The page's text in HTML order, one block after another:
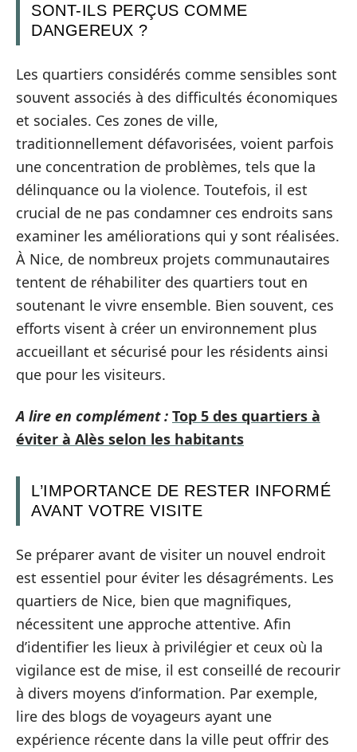
SONT-ILS PERÇUS COMME
DANGEREUX ?
Les quartiers considérés comme sensibles sont
souvent associés à des difficultés économiques
et sociales. Ces zones de ville,
traditionnellement défavorisées, voient parfois
une concentration de problèmes, tels que la
délinquance ou la violence. Toutefois, il est
crucial de ne pas condamner ces endroits sans
examiner les améliorations qui y sont réalisées.
À Nice, de nombreux projets communautaires
tentent de réhabiliter des quartiers tout en
soutenant le vivre ensemble. Bien souvent, ces
efforts visent à créer un environnement plus
accueillant et sécurisé pour les résidents ainsi
que pour les visiteurs.
A lire en complément : Top 5 des quartiers à
éviter à Alès selon les habitants
L’IMPORTANCE DE RESTER INFORMÉ
AVANT VOTRE VISITE
Se préparer avant de visiter un nouvel endroit
est essentiel pour éviter les désagréments. Les
quartiers de Nice, bien que magnifiques,
nécessitent une approche attentive. Afin
d’identifier les lieux à privilégier et ceux où la
vigilance est de mise, il est conseillé de recourir
à divers moyens d’information. Par exemple,
lire des blogs de voyageurs ayant une
expérience récente dans la ville peut offrir des